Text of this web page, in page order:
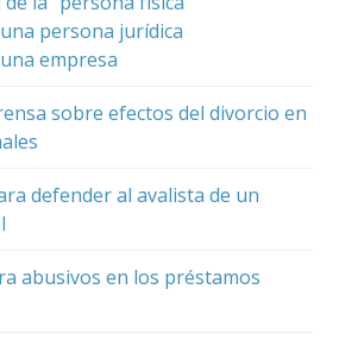
persona jurídica
empresa
sobre efectos del divorcio en
defender al avalista de un
abusivos en los préstamos